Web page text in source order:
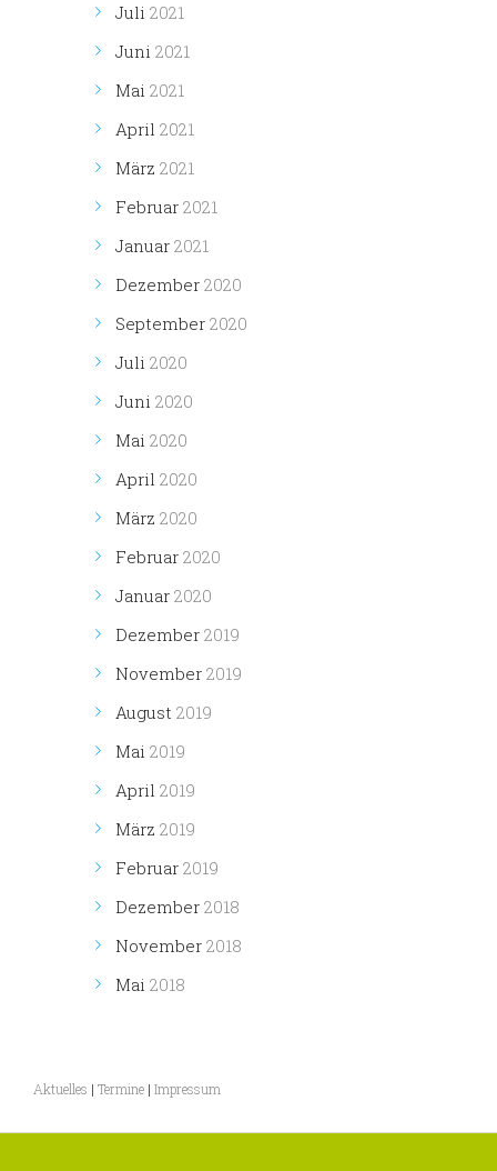
Juli 2021
Juni 2021
Mai 2021
April 2021
März 2021
Februar 2021
Januar 2021
Dezember 2020
September 2020
Juli 2020
Juni 2020
Mai 2020
April 2020
März 2020
Februar 2020
Januar 2020
Dezember 2019
November 2019
August 2019
Mai 2019
April 2019
März 2019
Februar 2019
Dezember 2018
November 2018
Mai 2018
Aktuelles | Termine | Impressum